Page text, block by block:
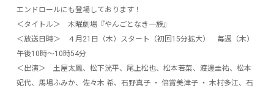
エンドロールにも登場しております！
＜タイトル＞ 木曜劇場『やんごとなき一族』
＜放送日時＞ ４月21日（木）スタート（初回15分拡大） 毎週（木）
午後10時～10時54分
＜出演＞ 土屋太鳳、松下洸平、尾上松也、松本若菜、渡邊圭祐、松本
妃代、馬場ふみか、佐々木 希、石野真子 ・ 倍賞美津子 ・ 木村多江、石